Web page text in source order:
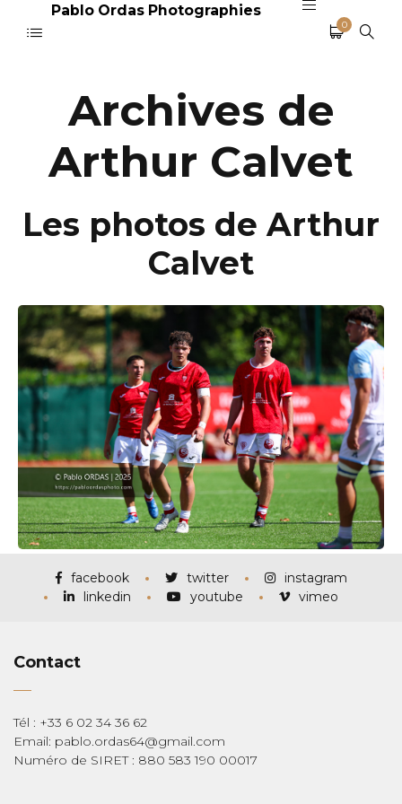
Pablo Ordas Photographies
0
Archives de
Arthur Calvet
Les photos de Arthur
Calvet
facebook twitter
instagram
linkedin
youtube vimeo
Contact
Tél : +33 6 02 34 36 62
Email: pablo.ordas64@gmail.com
Numéro de SIRET : 880 583 190 00017